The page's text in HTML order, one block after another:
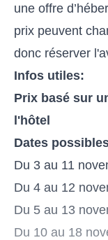
une offre
prix peuvent
donc réserver
Infos utiles:
Prix basé sur
l'hôtel
Dates
Du 3 au 11
Du 4 au 12
Du 5 au 13
Du 10 au 18